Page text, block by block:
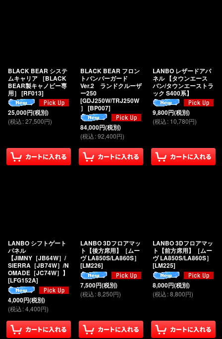
BLACK BEAR システ
ムキャリア ［BLACK
BEAR製キャノピー専
用］ [RF013]
25,000円(税別)
(税込:27,500円)
BLACK BEAR フロン
トバンパーガード
Ver.2 ランドクルーザ
ー250
[GDJ250W/TRJ250W
］ [BP007]
84,000円(税別)
(税込:92,400円)
LANBO レザードアパ
ネル 【タウンエース
バン/タウンエーストラ
ック S400系】
9,800円(税別)
(税込: 10,780円)
LANBO シフトゲート
パネル
【JIMNY［JB64W］/
SIERRA［JB74W］/N
OMADE［JC74W］】
[LFG152A]
4,000円(税別)
(税込:4,400円)
LANBO 3Dフロアマッ
ト【後方席用】［ムー
ヴ LA850S/LA860S］
[LM226]
7,500円(税別)
(税込:8,250円)
LANBO 3Dフロアマッ
ト【前方席用】［ムー
ヴ LA850S/LA860S］
[LM225]
8,000円(税別)
(税込:8,800円)